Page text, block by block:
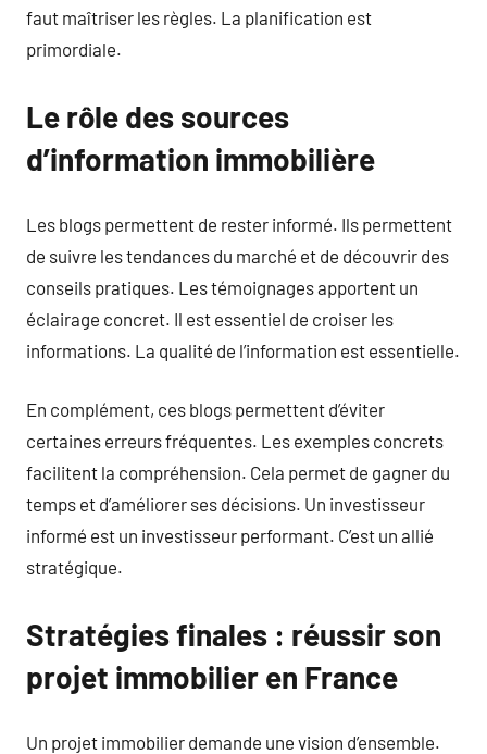
faut maîtriser les règles. La planification est
primordiale.
Le rôle des sources
d’information immobilière
Les blogs permettent de rester informé. Ils permettent
de suivre les tendances du marché et de découvrir des
conseils pratiques. Les témoignages apportent un
éclairage concret. Il est essentiel de croiser les
informations. La qualité de l’information est essentielle.
En complément, ces blogs permettent d’éviter
certaines erreurs fréquentes. Les exemples concrets
facilitent la compréhension. Cela permet de gagner du
temps et d’améliorer ses décisions. Un investisseur
informé est un investisseur performant. C’est un allié
stratégique.
Stratégies finales : réussir son
projet immobilier en France
Un projet immobilier demande une vision d’ensemble.